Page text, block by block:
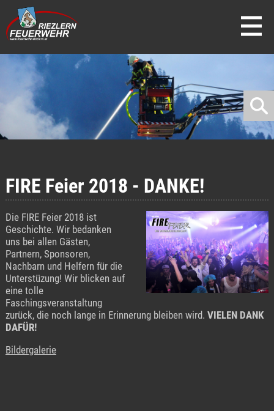
direkt zur Navigation
direkt zum Inhalt
FIRE Feier 2018 - DANKE!
Die FIRE Feier 2018 ist
Geschichte. Wir bedanken
uns bei allen Gästen,
Partnern, Sponsoren,
Nachbarn und Helfern für die
Unterstüzung! Wir blicken auf
eine tolle
Faschingsveranstaltung
zurück, die noch lange in Erinnerung bleiben wird. VIELEN DANK
DAFÜR!
Bildergalerie